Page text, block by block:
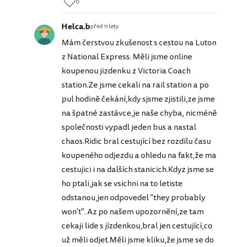
0
Helca.bpřed 11 lety
Mám čerstvou zkušenost s cestou na Luton
z National Express. Měli jsme online
koupenou jizdenku z Victoria Coach
station.Ze jsme cekali na rail station a po
pul hodině čekání,kdy sjsme zjistili,ze jsme
na špatné zastávce,je naše chyba, nicméně
společnosti vypadl jeden bus a nastal
chaos.Ridic bral cestující bez rozdílu času
koupeného odjezdu a ohledu na fakt,že ma
cestujici i na dalších stanicich.Kdyz jsme se
ho ptali,jak se vsichni na to letiste
odstanou,jen odpovedel "they probably
won't". Az po našem upozornění,ze tam
cekaji lide s jízdenkou,bral jen cestující,co
už měli odjet.Měli jsme kliku,že jsme se do